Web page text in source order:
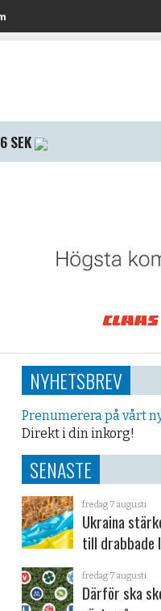
SEK
NYHETSBREV
Prenumerera på vårt
Direkt i din inkorg!
SENASTE
fredag 7 augusti
Ukraina
till drabbade
fredag 7 augusti
Därför ska